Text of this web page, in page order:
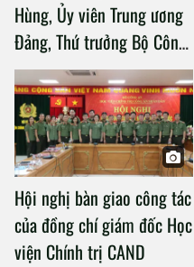
Hùng, Ủy viên Trung ương
Đảng, Thứ trưởng Bộ Công
an làm việc với Học viện
Chính trị Công an nhân dân
Hội nghị bàn giao công tác
của đồng chí giám đốc Học
viện Chính trị CAND